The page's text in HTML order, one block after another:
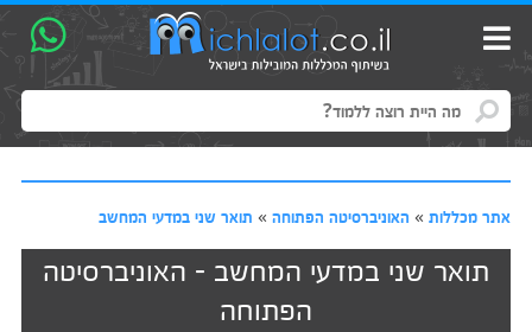
אתר מכללות» האוניברסיטה הפתוחה» תואר שני במדעי המחשב
תואר שני במדעי המחשב - האוניברסיטה
הפתוחה